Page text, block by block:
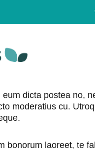
dicta postea no,
moderatius cu.
bonorum laoreet, te